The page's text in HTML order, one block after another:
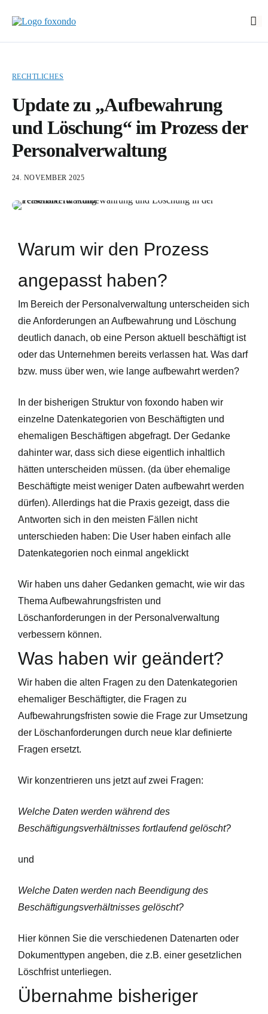
EasyStart
Preise
Über foxondo
Neuigkeiten
Demo buchen
Login
RECHTLICHES
Update zu „Aufbewahrung
und Löschung“ im Prozess der
Personalverwaltung
24. NOVEMBER 2025
Warum wir den Prozess
angepasst haben?
Im Bereich der Personalverwaltung unterscheiden sich
die Anforderungen an Aufbewahrung und Löschung
deutlich danach, ob eine Person aktuell beschäftigt ist
oder das Unternehmen bereits verlassen hat. Was darf
bzw. muss über wen, wie lange aufbewahrt werden?
In der bisherigen Struktur von foxondo haben wir
einzelne Datenkategorien von Beschäftigten und
ehemaligen Beschäftigen abgefragt. Der Gedanke
dahinter war, dass sich diese eigentlich inhaltlich
hätten unterscheiden müssen. (da über ehemalige
Beschäftigte meist weniger Daten aufbewahrt werden
dürfen). Allerdings hat die Praxis gezeigt, dass die
Antworten sich in den meisten Fällen nicht
unterschieden haben: Die User haben einfach alle
Datenkategorien noch einmal angeklickt
Wir haben uns daher Gedanken gemacht, wie wir das
Thema Aufbewahrungsfristen und
Löschanforderungen in der Personalverwaltung
verbessern können.
Was haben wir geändert?
Wir haben die alten Fragen zu den Datenkategorien
ehemaliger Beschäftigter, die Fragen zu
Aufbewahrungsfristen sowie die Frage zur Umsetzung
der Löschanforderungen durch neue klar definierte
Fragen ersetzt.
Wir konzentrieren uns jetzt auf zwei Fragen:
Welche Daten werden währenddes
Beschäftigungsverhältnisses fortlaufend gelöscht?
und
Welche Daten werden nach Beendigung des
Beschäftigungsverhältnisses gelöscht?
Hier können Sie die verschiedenen Datenarten oder
Dokumenttypen angeben, die z.B. einer gesetzlichen
Löschfrist unterliegen.
Übernahme bisheriger